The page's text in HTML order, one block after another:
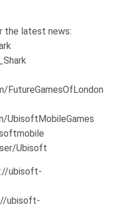
the latest news:
FutureGamesOfLondon
UbisoftMobileGames
Ubisoft
ubisoft-
ubisoft-